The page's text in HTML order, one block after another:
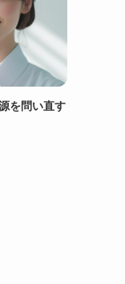
を問い直す